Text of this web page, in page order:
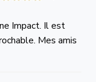
Impact. Il est
Mes amis